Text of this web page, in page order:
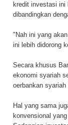
kredit investasi ini
dibandingkan
"Nah ini yang
ini lebih didorong
Secara khusus
ekonomi syariah
oerbankan
Hal yang sama
konvensional